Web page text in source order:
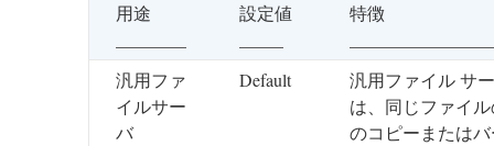
用途
設定値
特徴
汎用ファ
イルサー
バ
Default
汎用ファイル サ
は、同じファイ
のコピーまたは